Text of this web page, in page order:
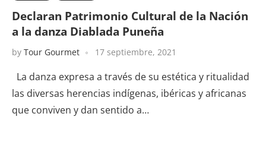
Declaran Patrimonio Cultural de la Nación
a la danza Diablada Puneña
by Tour Gourmet 17 septiembre, 2021
La danza expresa a través de su estética y ritualidad
las diversas herencias indígenas, ibéricas y africanas
que conviven y dan sentido a…